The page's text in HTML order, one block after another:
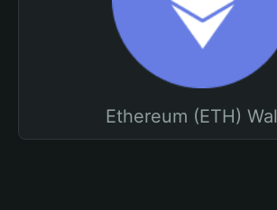
Ethereum (ETH)